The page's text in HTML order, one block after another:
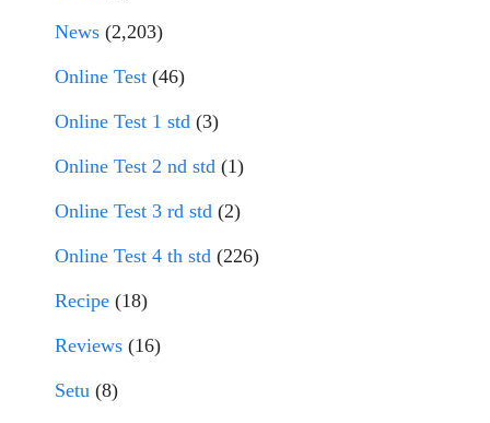
News (2,203)
Online Test (46)
Online Test 1 std (3)
Online Test 2 nd std (1)
Online Test 3 rd std (2)
Online Test 4 th std (226)
Recipe (18)
Reviews (16)
Setu (8)